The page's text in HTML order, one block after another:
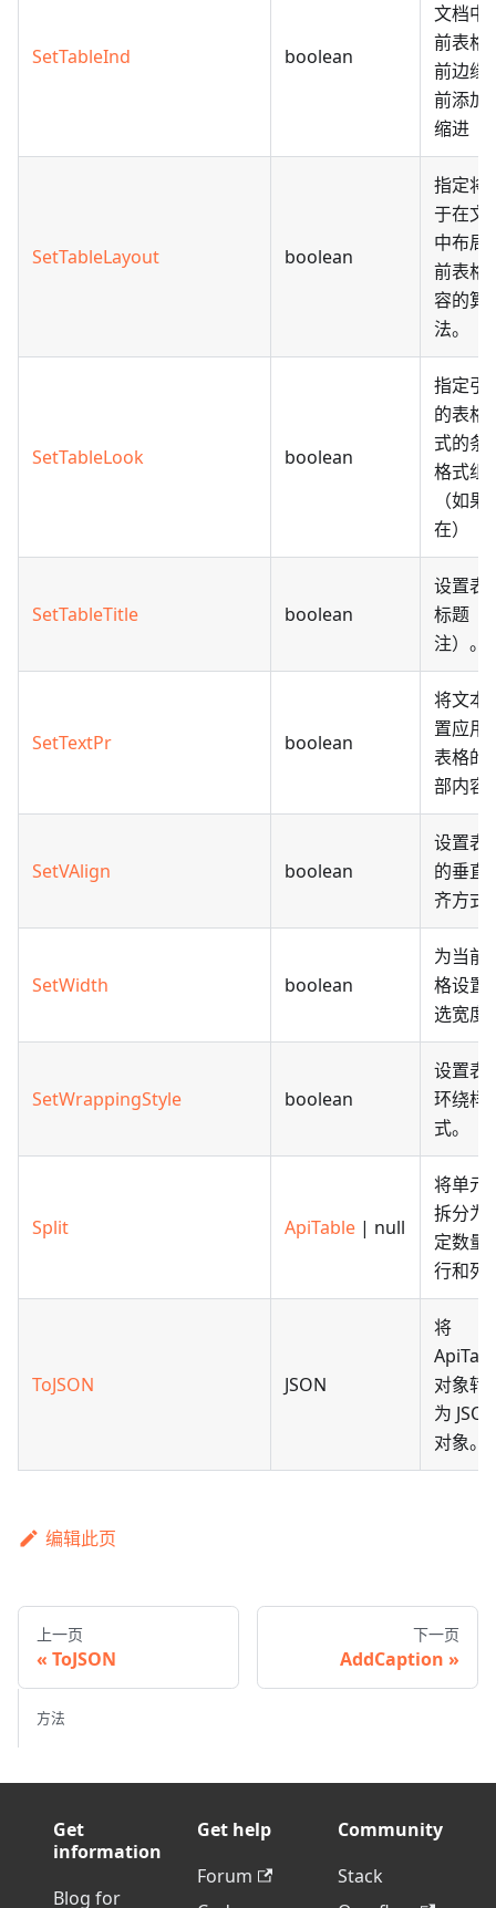
SetTableInd boolean
文档中
前表格
前边缘
前添加
缩进
SetTableLayout boolean
指定将
于在文
中布局
前表格
容的算
法。
SetTableLook boolean
指定引
的表格
式的条
格式组
（如果
在）
SetTableTitle boolean
设置表
标题（
注）。
SetTextPr boolean
将文本
置应用
表格的
部内容
SetVAlign boolean
设置表
的垂直
齐方式
SetWidth boolean
为当前
格设置
选宽度
SetWrappingStyle boolean
设置表
环绕样
式。
Split ApiTable | null
将单元
拆分为
定数量
行和列
ToJSON JSON
将
对象转
为
对象。
编辑此页
上一页
ToJSON
下一页
AddCaption
方法
Get
information
Blog for
Get help
Forum
Community
Stack